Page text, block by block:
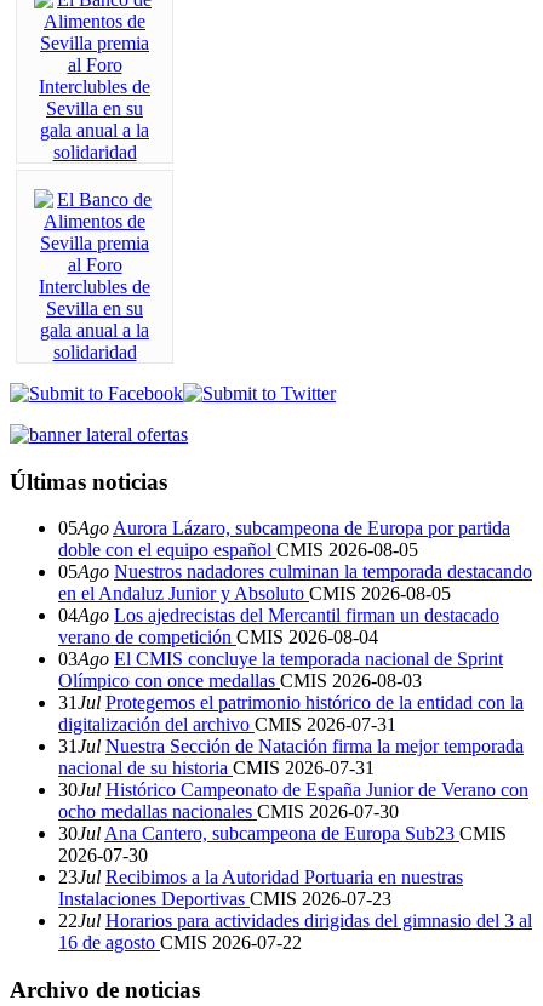
Últimas noticias
05Ago Aurora Lázaro, subcampeona de Europa por partida
doble con el equipo español CMIS 2026-08-05
05Ago Nuestros nadadores culminan la temporada destacando
en el Andaluz Junior y Absoluto CMIS 2026-08-05
04Ago Los ajedrecistas del Mercantil firman un destacado
verano de competición CMIS 2026-08-04
03Ago El CMIS concluye la temporada nacional de Sprint
Olímpico con once medallas CMIS 2026-08-03
31Jul Protegemos el patrimonio histórico de la entidad con la
digitalización del archivo CMIS 2026-07-31
31Jul Nuestra Sección de Natación firma la mejor temporada
nacional de su historia CMIS 2026-07-31
30Jul Histórico Campeonato de España Junior de Verano con
ocho medallas nacionales CMIS 2026-07-30
30Jul Ana Cantero, subcampeona de Europa Sub23 CMIS
2026-07-30
23Jul Recibimos a la Autoridad Portuaria en nuestras
Instalaciones Deportivas CMIS 2026-07-23
22Jul Horarios para actividades dirigidas del gimnasio del 3 al
16 de agosto CMIS 2026-07-22
Archivo de noticias